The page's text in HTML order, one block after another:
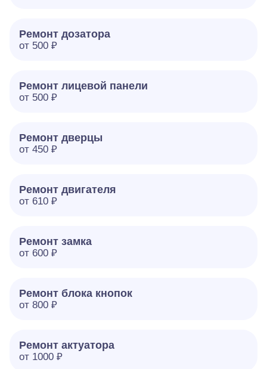
Ремонт дозатора
от 500 ₽
Ремонт лицевой панели
от 500 ₽
Ремонт дверцы
от 450 ₽
Ремонт двигателя
от 610 ₽
Ремонт замка
от 600 ₽
Ремонт блока кнопок
от 800 ₽
Ремонт актуатора
от 1000 ₽